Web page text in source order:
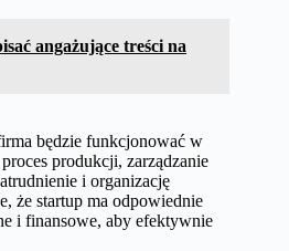
angażujące treści na
będzie funkcjonować w
produkcji, zarządzanie
i organizację
że startup ma odpowiednie
i finansowe, aby efektywnie